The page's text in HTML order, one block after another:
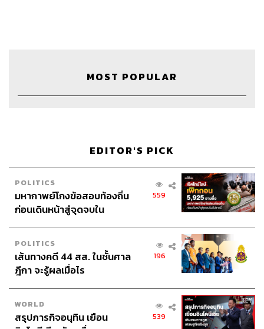
ภัทร จารุอริยานนท์
Sound Designer & Engineer
กฤตพล จียะเกียรติ
Marketing & Coordinatorอภิสิทธิ์​ หรรษาภิรมย์โชค
Art Directorอนงค์นาฏ วิวัฒนานนท์
Photographerวรรษมน ไตรยศักดา
Proofreader
Webmasterไชยพร ศิริกลการ
Music westonemusic.com
MOST POPULAR
EDITOR'S PICK
POLITICS
มหากาพย์โกงข้อสอบท้องถิ่น
ก่อนเดินหน้าสู่จุดจบใน
559
POLITICS
เส้นทางคดี 44 สส. ในชั้นศาล
ฎีกา จะรู้ผลเมื่อไร
196
WORLD
สรุปภารกิจอนุทิน เยือน
539